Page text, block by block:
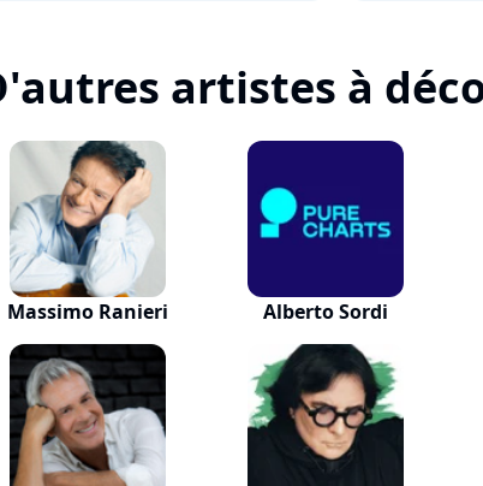
artistes à
Massimo Ranieri Alberto Sordi